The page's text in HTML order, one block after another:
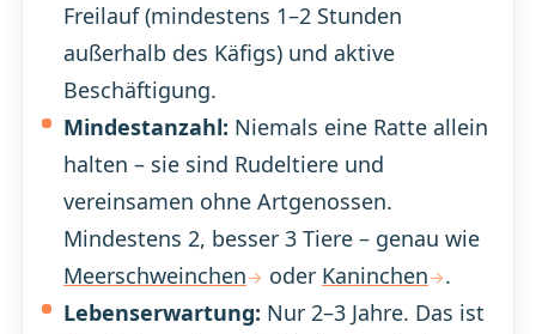
Freilauf (mindestens 1–2 Stunden
außerhalb des Käfigs) und aktive
Beschäftigung.
Mindestanzahl: Niemals eine Ratte allein
halten – sie sind Rudeltiere und
vereinsamen ohne Artgenossen.
Mindestens 2, besser 3 Tiere – genau wie
Meerschweinchen
oder Kaninchen
.
Lebenserwartung: Nur 2–3 Jahre. Das ist